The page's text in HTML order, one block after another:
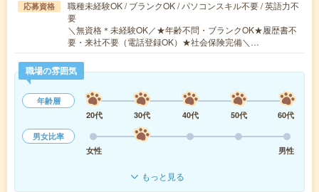
応募資格
職種未経験OK / ブランクOK / パソコンスキル不要 / 英語力不
要
＼無資格＊未経験OK／★年齢不問・ブランクOK★履歴書不
要・来社不要（電話登録OK）★社会保険完備＼…
職場の雰囲気
年齢層
20代
30代 40代 50代
60代
男女比率
女性
男性
もっと見る